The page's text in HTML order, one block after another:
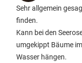
Sehr allgemein
finden.
Kann bei den
umgekippt Bäume
Wasser hängen.